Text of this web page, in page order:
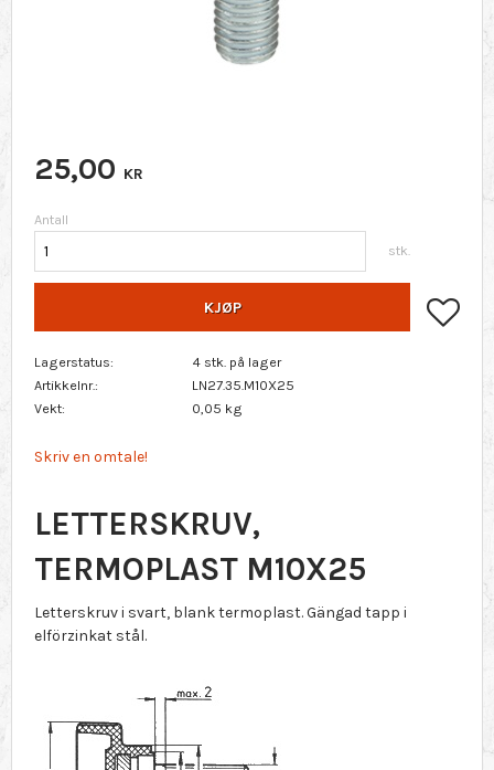
25,00 KR
Antall
stk.
KJØP
Lagerstatus
4 stk. på lager
Artikkelnr.
LN27.35.M10X25
Vekt
0,05 kg
Skriv en omtale!
LETTERSKRUV,
TERMOPLAST M10X25
Letterskruv i svart, blank termoplast. Gängad tapp i
elförzinkat stål.